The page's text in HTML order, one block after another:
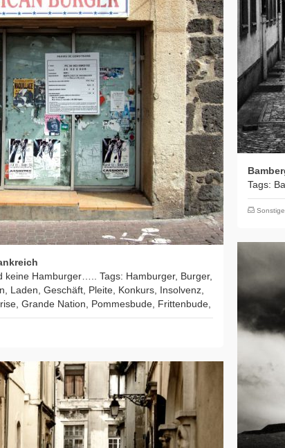
Tags:
keine Hamburger….. Tags: Hamburger, Burger,
Laden, Geschäft, Pleite, Konkurs, Insolvenz,
Grande Nation, Pommesbude, Frittenbude,